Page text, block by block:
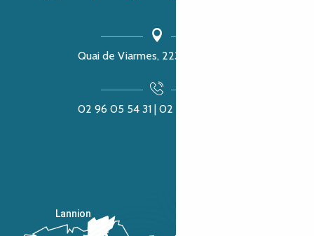
Quai de Viarmes, 22300 Lannion
02 96 05 54 31 | 02 96 04 04 57
Lannion